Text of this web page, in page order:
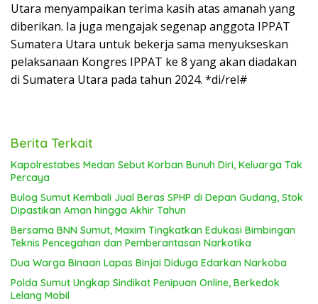
Utara menyampaikan terima kasih atas amanah yang
diberikan. Ia juga mengajak segenap anggota IPPAT
Sumatera Utara untuk bekerja sama menyukseskan
pelaksanaan Kongres IPPAT ke 8 yang akan diadakan
di Sumatera Utara pada tahun 2024. *di/rel#
Berita Terkait
Kapolrestabes Medan Sebut Korban Bunuh Diri, Keluarga Tak
Percaya
Bulog Sumut Kembali Jual Beras SPHP di Depan Gudang, Stok
Dipastikan Aman hingga Akhir Tahun
Bersama BNN Sumut, Maxim Tingkatkan Edukasi Bimbingan
Teknis Pencegahan dan Pemberantasan Narkotika
Dua Warga Binaan Lapas Binjai Diduga Edarkan Narkoba
Polda Sumut Ungkap Sindikat Penipuan Online, Berkedok
Lelang Mobil